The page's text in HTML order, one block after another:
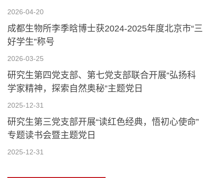
2026-04-20
成都生物所李季晗博士获2024-2025年度北京市“三
好学生”称号
2026-03-25
研究生第四党支部、第七党支部联合开展“弘扬科
学家精神，探索自然奥秘”主题党日
2025-12-31
研究生第三党支部开展“读红色经典，悟初心使命”
专题读书会暨主题党日
2025-12-31